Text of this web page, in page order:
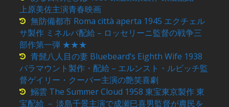
上原美佐主演青春映画
無防備都市 Roma città aperta 1945 エクチェル
サ製作 ミネルバ配給 – ロッセリーニ監督の戦争三
部作第一弾 ★★★
青髭八人目の妻 Bluebeard’s Eighth Wife 1938
パラマウント製作・配給 – エルンスト・ルビッチ監
督ゲイリー・クーパー主演の艶笑喜劇
鰯雲 The Summer Cloud 1958 東宝東京製作 東
宝配給 － 淡島千景主演で成瀬巳喜男監督が農民を